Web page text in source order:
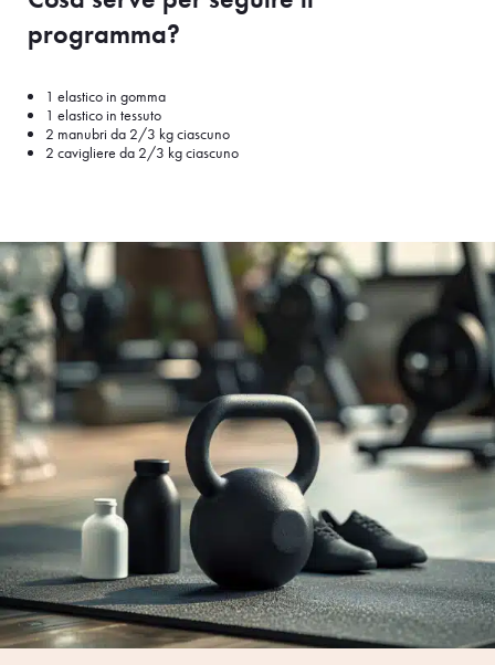
programma?
1 elastico in gomma
1 elastico in tessuto
2 manubri da 2/3 kg ciascuno
2 cavigliere da 2/3 kg ciascuno